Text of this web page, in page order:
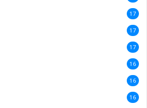
17
17
17
16
16
16